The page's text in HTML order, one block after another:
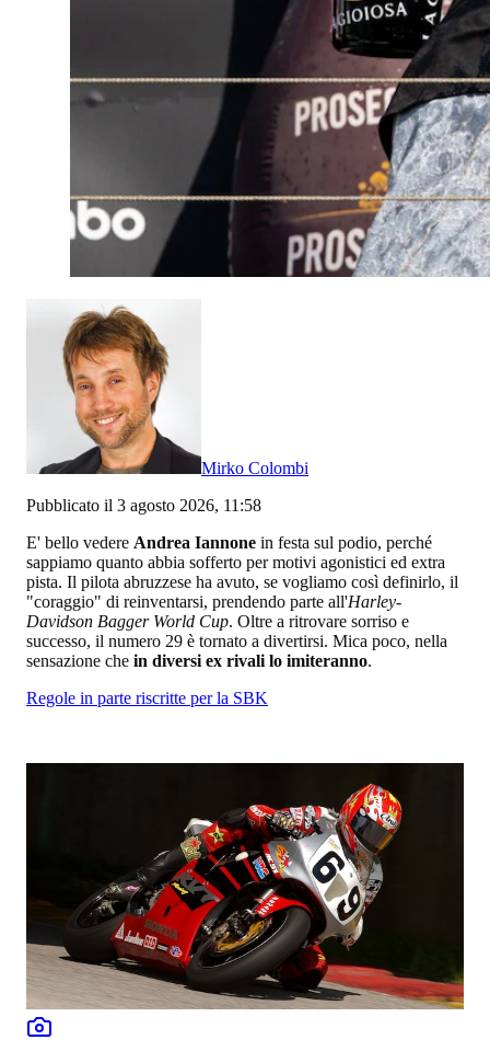
Mirko Colombi
Pubblicato il 3 agosto 2026, 11:58
E' bello vedere Andrea Iannone in festa sul podio, perché
sappiamo quanto abbia sofferto per motivi agonistici ed extra
pista. Il pilota abruzzese ha avuto, se vogliamo così definirlo, il
"coraggio" di reinventarsi, prendendo parte all'Harley-
Davidson Bagger World Cup. Oltre a ritrovare sorriso e
successo, il numero 29 è tornato a divertirsi. Mica poco, nella
sensazione che in diversi ex rivali lo imiteranno.
Regole in parte riscritte per la SBK